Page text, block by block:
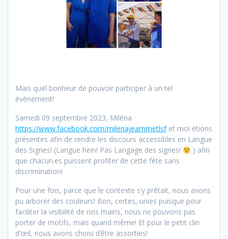
Mais quel bonheur de pouvoir participer à un tel
évènement!
Samedi 09 septembre 2023, Miléna
https://www.facebook.com/milenajeammetlsfet moi étions
présentes afin de rendre les discours accessibles en Langue
des Signes! (Langue hein! Pas Langage des signes!
) afin
que chacun.es puissent profiter de cette fête sans
discrimination!
Pour une fois, parce que le contexte s’y prêtait, nous avons
pu arborer des couleurs! Bon, certes, unies puisque pour
faciliter la visibilité de nos mains, nous ne pouvons pas
porter de motifs, mais quand même! Et pour le petit clin
d’œil, nous avons choisi d’être assorties!